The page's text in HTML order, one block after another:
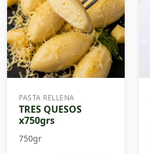
PASTA RELLENA
TRES QUESOS
x750grs
750gr